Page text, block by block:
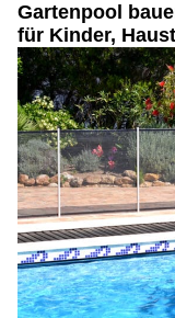
Gartenpool
für Kinder,